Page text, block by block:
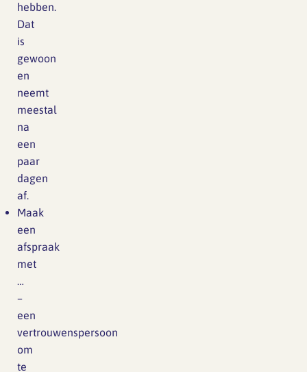
hebben.
Dat
is
gewoon
en
neemt
meestal
na
een
paar
dagen
af.
Maak
een
afspraak
met
…
–
een
vertrouwenspersoon
om
te